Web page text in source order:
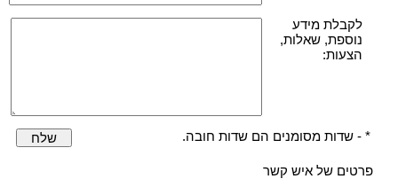
לקבלת מידע
נוספת, שאלות,
הצעות:
* - שדות מסומנים הם שדות חובה. שלח
פרטים של איש קשר